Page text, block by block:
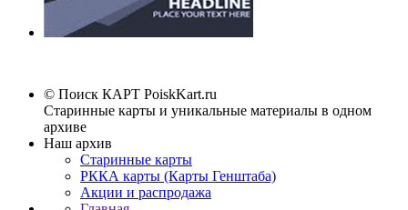
© Поиск КАРТ PoiskKart.ru
Старинные карты и уникальные материалы в одном
архиве
Наш архив
Старинные карты
РККА карты (Карты Генштаба)
Акции и распродажа